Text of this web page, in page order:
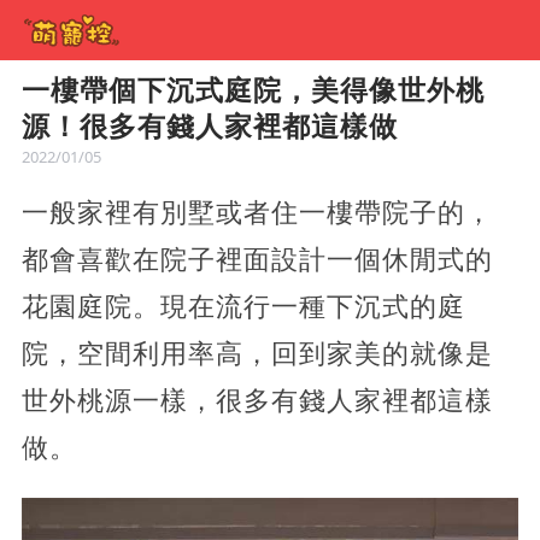
一樓帶個下沉式庭院，美得像世外桃
源！很多有錢人家裡都這樣做
2022/01/05
一般家裡有別墅或者住一樓帶院子的，
都會喜歡在院子裡面設計一個休閒式的
花園庭院。現在流行一種下沉式的庭
院，空間利用率高，回到家美的就像是
世外桃源一樣，很多有錢人家裡都這樣
做。